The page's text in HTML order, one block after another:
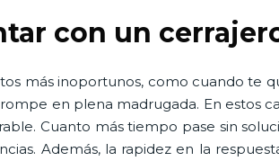
con un
más inoportunos, como cuando te
en plena madrugada. En estos
Cuanto más tiempo pase sin
Además, la rapidez en la